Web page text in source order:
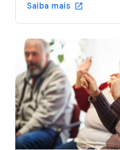
Saiba mais